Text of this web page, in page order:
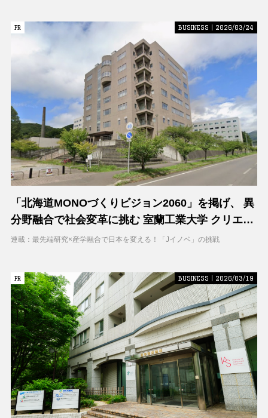
PR
PR BUSINESS | 2026/03/24
「北海道MONOづくりビジョン2060」を掲げ、 異
分野融合で社会変革に挑む 室蘭工業大学 クリエイ
ティブコラボレーションセンター（CCC）
連載：最先端研究×産学融合で日本を変える！「Jイノベ」の挑戦
PR
PR BUSINESS | 2026/03/19